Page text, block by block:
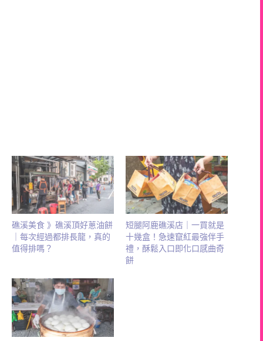
礁溪美食 》礁溪頂好蔥油餅
｜每次經過都排長龍，真的
值得排嗎？
短腿阿鹿礁溪店｜一買就是
十幾盒！急速竄紅最強伴手
禮，酥鬆入口即化口感曲奇
餅